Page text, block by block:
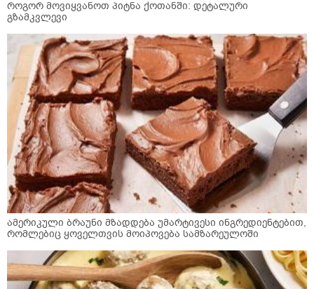
როგორ მოვიყვანოთ პიტნა ქოთანში: დეტალური
გზამკვლევი
ამერიკული ბრაუნი მზადდება უმარტივესი ინგრედიენტებით,
რომლებიც ყოველთვის მოიპოვება სამზარეულოში